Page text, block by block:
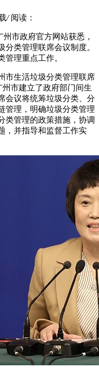
/ 阅读：
市政府官方网站获悉，
分类管理联席会议制度。
管理重点工作。
市生活垃圾分类管理联席
市建立了政府部门间生
会议将统筹垃圾分类、分
管理，明确垃圾分类管理
类管理的政策措施，协调
，并指导和监督工作实